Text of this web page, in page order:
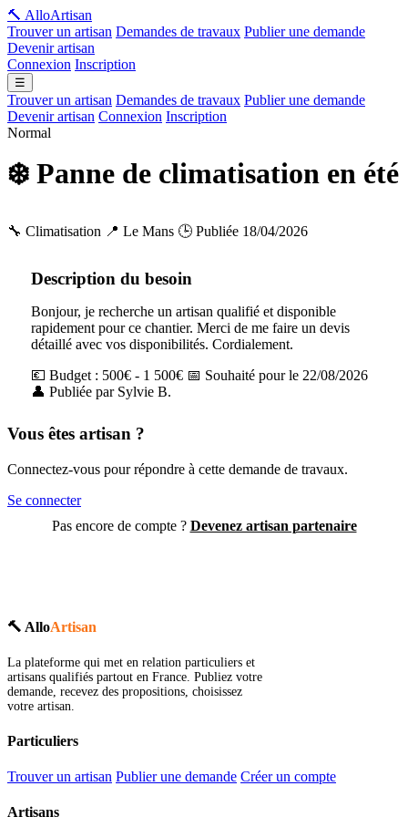
🔨 AlloArtisan
Trouver un artisan Demandes de travaux Publier une demande
Devenir artisan
Connexion Inscription
☰
Trouver un artisan Demandes de travaux Publier une demande
Devenir artisan Connexion Inscription
Normal
❄️ Panne de climatisation en été
🔧 Climatisation 📍 Le Mans 🕒 Publiée 18/04/2026
Description du besoin
Bonjour, je recherche un artisan qualifié et disponible
rapidement pour ce chantier. Merci de me faire un devis
détaillé avec vos disponibilités. Cordialement.
💶 Budget : 500€ - 1 500€ 📅 Souhaité pour le 22/08/2026
👤 Publiée par Sylvie B.
Vous êtes artisan ?
Connectez-vous pour répondre à cette demande de travaux.
Se connecter
Pas encore de compte ? Devenez artisan partenaire
🔨 AlloArtisan
La plateforme qui met en relation particuliers et
artisans qualifiés partout en France. Publiez votre
demande, recevez des propositions, choisissez
votre artisan.
Particuliers
Trouver un artisan Publier une demande Créer un compte
Artisans